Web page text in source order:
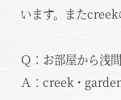
います。またcreek
Ｑ：お部屋から浅
Ａ：creek・